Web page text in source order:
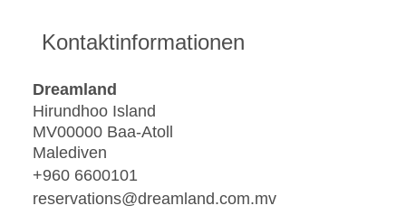
Kontaktinformationen
Dreamland
Hirundhoo Island
MV00000 Baa-Atoll
Malediven
+960 6600101
reservations@dreamland.com.mv